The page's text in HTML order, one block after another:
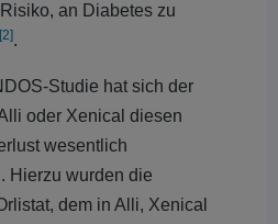
an Diabetes zu
[2].
Studie hat sich der
oder Xenical diesen
wesentlich
Hierzu wurden die
dem in Alli, Xenical